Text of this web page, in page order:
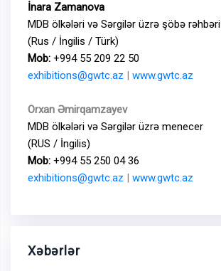
İnara Zamanova
MDB ölkələri və Sərgilər üzrə şöbə rəhbəri
(Rus / İngilis / Türk)
Mob: +994 55 209 22 50
exhibitions@gwtc.az
www.gwtc.az
Orxan Əmirqamzayev
MDB ölkələri və Sərgilər üzrə menecer
(RUS / İngilis)
Mob: +994 55 250 04 36
exhibitions@gwtc.az
www.gwtc.az
Xəbərlər